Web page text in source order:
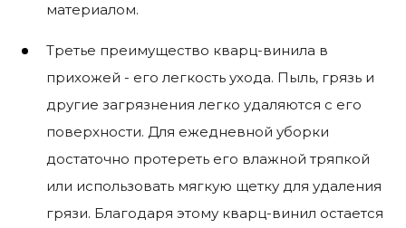
материалом.
Третье преимущество кварц-винила в
прихожей - его легкость ухода. Пыль, грязь и
другие загрязнения легко удаляются с его
поверхности. Для ежедневной уборки
достаточно протереть его влажной тряпкой
или использовать мягкую щетку для удаления
грязи. Благодаря этому кварц-винил остается